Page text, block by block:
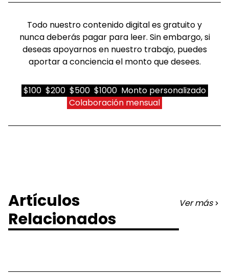
Todo nuestro contenido digital es gratuito y
nunca deberás pagar para leer. Sin embargo, si
deseas apoyarnos en nuestro trabajo, puedes
aportar a conciencia el monto que desees.
$100 $200 $500 $1000 Monto personalizado
Colaboración mensual
Artículos
Relacionados
Ver más